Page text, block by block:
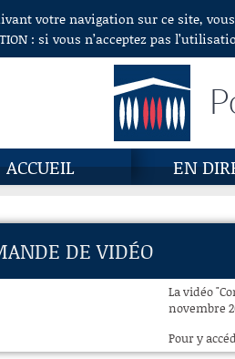
votre navigation sur ce site,
: si vous n’acceptez pas
ACCUEIL EN
DE VIDÉO
La vidéo
novembre
Pour y